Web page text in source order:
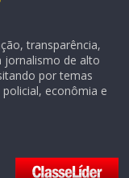
transparência,
jornalismo de alto
por temas
econômia e